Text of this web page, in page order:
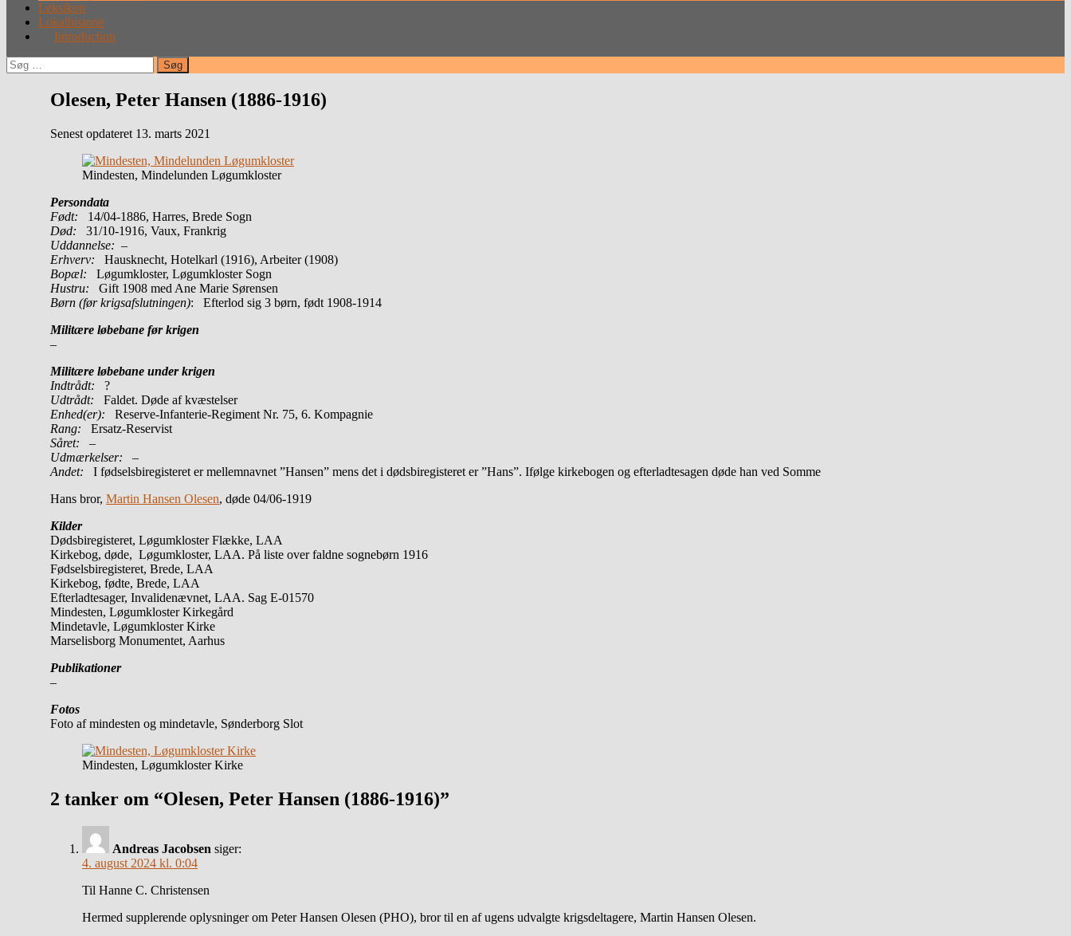
Leksikon
Lokalhistorie
Introduction
Søg
efter:
Olesen, Peter Hansen (1886-1916)
Senest opdateret 13. marts 2021
Mindesten, Mindelunden Løgumkloster
Persondata
Født: 14/04-1886, Harres, Brede Sogn
Død: 31/10-1916, Vaux, Frankrig
Uddannelse: –
Erhverv: Hausknecht, Hotelkarl (1916), Arbeiter (1908)
Bopæl: Løgumkloster, Løgumkloster Sogn
Hustru: Gift 1908 med Ane Marie Sørensen
Børn (før krigsafslutningen): Efterlod sig 3 børn, født 1908-1914
Militære løbebane før krigen
–
Militære løbebane under krigen
Indtrådt: ?
Udtrådt: Faldet. Døde af kvæstelser
Enhed(er):
Reserve-Infanterie-Regiment Nr. 75, 6. Kompagnie
Rang:
Ersatz-Reservist
Såret: –
Udmærkelser: –
Andet: I fødselsbiregisteret er mellemnavnet ”Hansen” mens det i dødsbiregisteret er ”Hans”. Ifølge kirkebogen og efterladtesagen døde han ved Somme
Hans bror, Martin Hansen Olesen, døde 04/06-1919
Kilder
Dødsbiregisteret, Løgumkloster Flække, LAA
Kirkebog, døde, Løgumkloster, LAA. På liste over faldne sognebørn 1916
Fødselsbiregisteret, Brede, LAA
Kirkebog, fødte, Brede, LAA
Efterladtesager, Invalidenævnet, LAA. Sag E-01570
Mindesten, Løgumkloster Kirkegård
Mindetavle, Løgumkloster Kirke
Marselisborg Monumentet, Aarhus
Publikationer
–
Fotos
Foto af mindesten og mindetavle, Sønderborg Slot
Mindesten, Løgumkloster Kirke
2 tanker om “Olesen, Peter Hansen (1886-1916)”
Andreas Jacobsen siger:
4. august 2024 kl. 0:04
Til Hanne C. Christensen
Hermed supplerende oplysninger om Peter Hansen Olesen (PHO), bror til en af ugens udvalgte krigsdeltagere, Martin Hansen Olesen.